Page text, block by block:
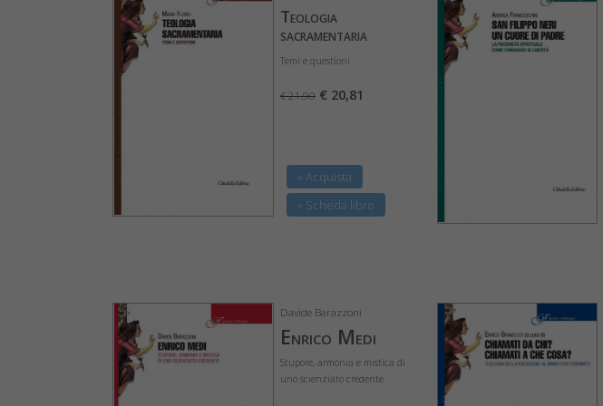
Teologia
sacramentaria
Temi e questioni
€ 21,90 € 20,81
» Acquista
» Scheda libro
Davide Barazzoni
Enrico Medi
Stupore, armonia e mistica di
uno scienziato credente